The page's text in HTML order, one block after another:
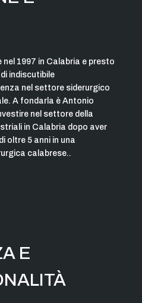
nel 1997 in Calabria e presto
indiscutibile
nel settore siderurgico
A fondarla è Antonio
nel settore della
in Calabria dopo aver
oltre 5 anni in una
calabrese..
E